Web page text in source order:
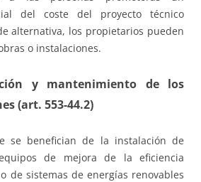
del coste del proyecto técnico
alternativa, los propietarios pueden
o instalaciones.
y mantenimiento de los
(art. 553-44.2)
se benefician de la instalación de
de mejora de la eficiencia
de sistemas de energías renovables